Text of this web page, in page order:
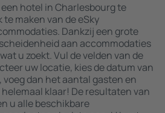
hotel in Charlesbourg te
maken van de eSky
Dankzij een grote
aan accommodaties
u zoekt. Vul de velden van de
uw locatie, kies de datum van
dan het aantal gasten en
klaar! De resultaten van
u alle beschikbare